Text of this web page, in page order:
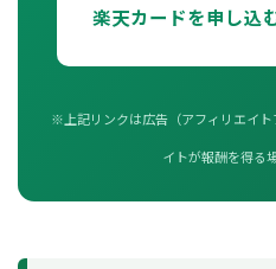
楽天カードを申し込
※上記リンクは広告（アフィリエイ
イトが報酬を得る